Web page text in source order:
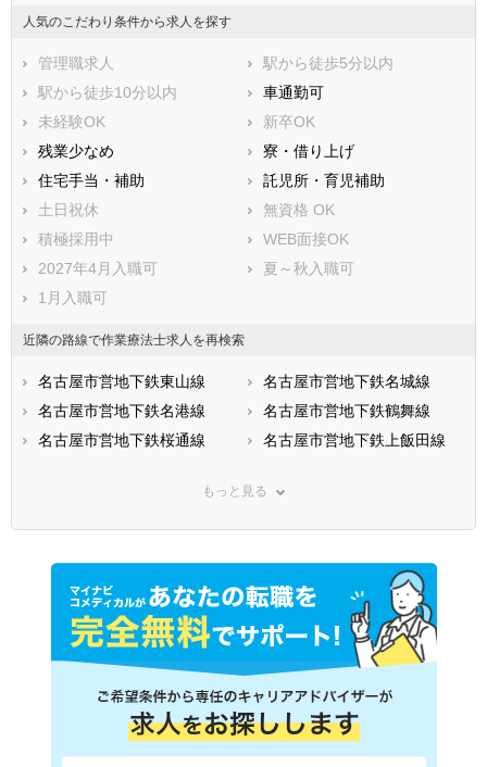
人気のこだわり条件から求人を探す
管理職求人
駅から徒歩5分以内
駅から徒歩10分以内
車通勤可
未経験OK
新卒OK
残業少なめ
寮・借り上げ
住宅手当・補助
託児所・育児補助
土日祝休
無資格 OK
積極採用中
WEB面接OK
2027年4月入職可
夏～秋入職可
1月入職可
近隣の路線で作業療法士求人を再検索
名古屋市営地下鉄東山線
名古屋市営地下鉄名城線
名古屋市営地下鉄名港線
名古屋市営地下鉄鶴舞線
名古屋市営地下鉄桜通線
名古屋市営地下鉄上飯田線
ＪＲ中央本線(名古屋－塩尻)
ＪＲ飯田線
ＪＲ武豊線
名鉄名古屋本線
名鉄瀬戸線
名鉄犬山線
名鉄蒲郡線
名鉄常滑線
名鉄河和線
名鉄尾西線
名鉄広見線
名鉄小牧線
名鉄西尾線
名鉄空港線
もっと見る